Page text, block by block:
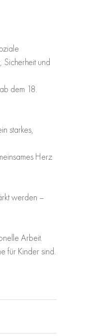
und
dem 18.
starkes,
Herz
werden –
Arbeit.
für Kinder sind.